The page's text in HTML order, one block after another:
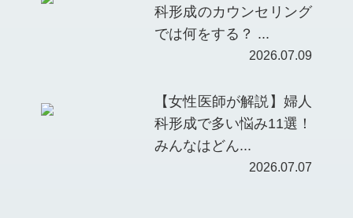
科形成のカウンセリング
では何をする？ ...
2026.07.09
【女性医師が解説】婦人
科形成で多い悩み11選！
みんなはどん...
2026.07.07